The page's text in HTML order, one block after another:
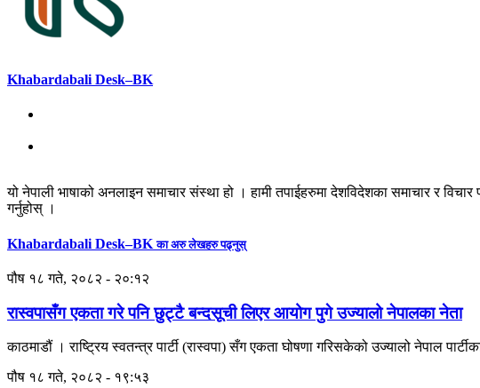
Khabardabali Desk–BK
यो नेपाली भाषाको अनलाइन समाचार संस्था हो । हामी तपाईहरुमा देशविदेशका समाचार र
गर्नुहोस् ।
Khabardabali Desk–BKका अरु लेखहरु पढ्नुस्
पौष १८ गते, २०८२ - २०:१२
रास्वपासँग एकता गरे पनि छुट्टै बन्दसूची लिएर आयोग पुगे उज्यालो नेपालका नेता
काठमाडौं । राष्ट्रिय स्वतन्त्र पार्टी (रास्वपा) सँग एकता घोषणा गरिसकेको उज्यालो नेपाल
पौष १८ गते, २०८२ - १९:५३